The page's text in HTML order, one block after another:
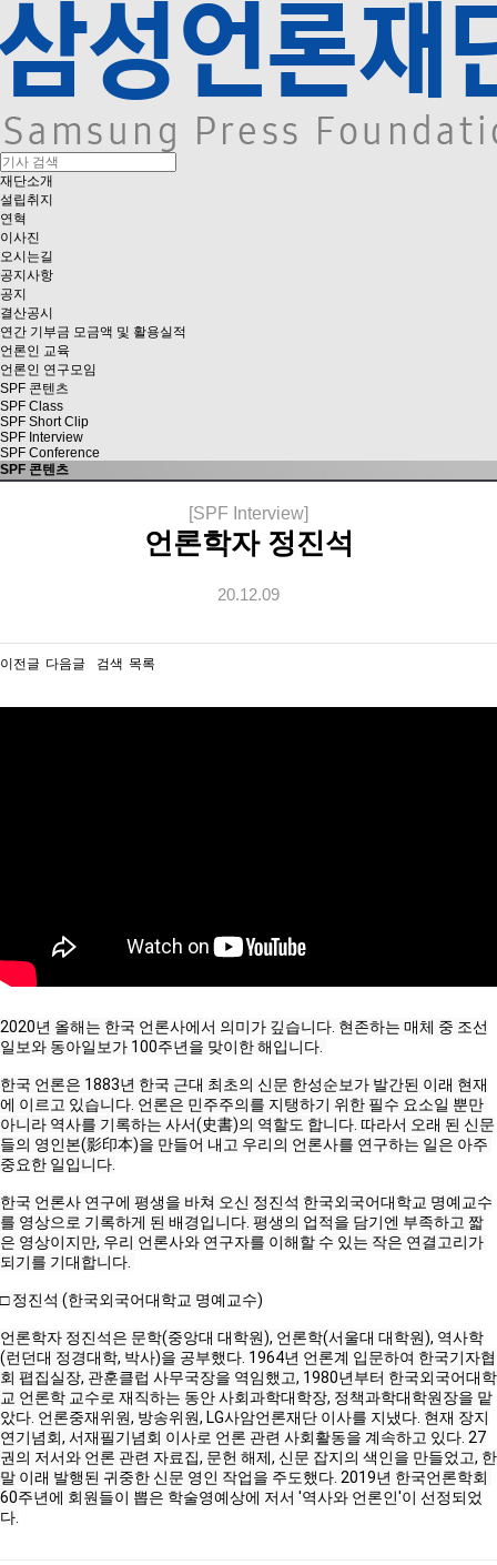
재단소개
설립취지
연혁
이사진
오시는길
공지사항
공지
결산공시
연간 기부금 모금액 및 활용실적
언론인 교육
언론인 연구모임
SPF 콘텐츠
SPF Class
SPF Short Clip
SPF Interview
SPF Conference
SPF 콘텐츠
[SPF Interview]
언론학자 정진석
20.12.09
이전글 다음글 검색 목록
2020년 올해는 한국 언론사에서 의미가 깊습니다. 현존하는 매체 중 조선
일보와 동아일보가 100주년을 맞이한 해입니다.
한국 언론은 1883년 한국 근대 최초의 신문 한성순보가 발간된 이래 현재
에 이르고 있습니다. 언론은 민주주의를 지탱하기 위한 필수 요소일 뿐만
아니라 역사를 기록하는 사서(史書)의 역할도 합니다. 따라서 오래 된 신문
들의 영인본(影印本)을 만들어 내고 우리의 언론사를 연구하는 일은 아주
중요한 일입니다.
한국 언론사 연구에 평생을 바쳐 오신 정진석 한국외국어대학교 명예교수
를 영상으로 기록하게 된 배경입니다. 평생의 업적을 담기엔 부족하고 짧
은 영상이지만, 우리 언론사와 연구자를 이해할 수 있는 작은 연결고리가
되기를 기대합니다.
□ 정진석 (한국외국어대학교 명예교수)
언론학자 정진석은 문학(중앙대 대학원), 언론학(서울대 대학원), 역사학
(런던대 정경대학, 박사)을 공부했다. 1964년 언론계 입문하여 한국기자협
회 폅집실장, 관훈클럽 사무국장을 역임했고, 1980년부터 한국외국어대학
교 언론학 교수로 재직하는 동안 사회과학대학장, 정책과학대학원장을 맡
았다. 언론중재위원, 방송위원, LG사암언론재단 이사를 지냈다. 현재 장지
연기념회, 서재필기념회 이사로 언론 관련 사회활동을 계속하고 있다. 27
권의 저서와 언론 관련 자료집, 문헌 해제, 신문 잡지의 색인을 만들었고, 한
말 이래 발행된 귀중한 신문 영인 작업을 주도했다. 2019년 한국언론학회
60주년에 회원들이 뽑은 학술영예상에 저서 '역사와 언론인'이 선정되었
다.